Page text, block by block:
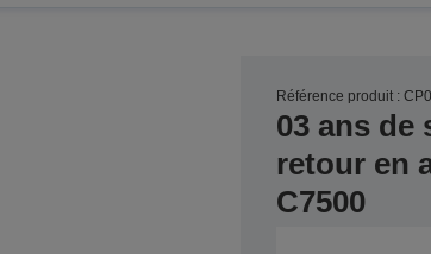
Référence produit :
03 ans de
retour en
C7500